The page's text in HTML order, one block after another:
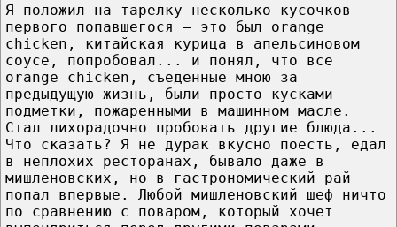
Я положил на тарелку несколько кусочков
первого попавшегося – это был orange
chicken, китайская курица в апельсиновом
соусе, попробовал... и понял, что все
orange chicken, съеденные мною за
предыдущую жизнь, были просто кусками
подметки, пожаренными в машинном масле.
Стал лихорадочно пробовать другие блюда...
Что сказать? Я не дурак вкусно поесть, едал
в неплохих ресторанах, бывало даже в
мишленовских, но в гастрономический рай
попал впервые. Любой мишленовский шеф ничто
по сравнению с поваром, который хочет